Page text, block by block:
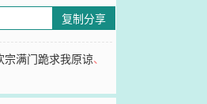
复制分享
宗满门跪求我原谅、